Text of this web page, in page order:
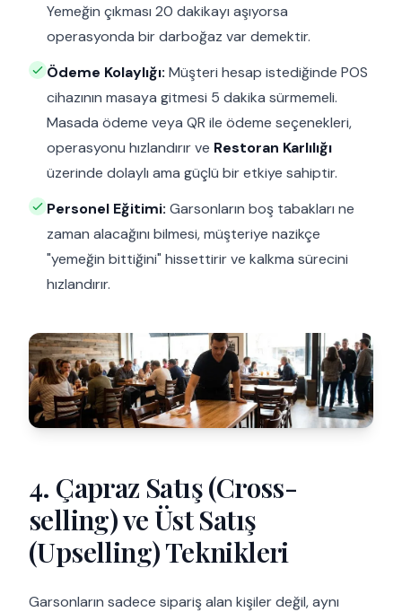
Yemeğin çıkması 20 dakikayı aşıyorsa
operasyonda bir darboğaz var demektir.
Ödeme Kolaylığı: Müşteri hesap istediğinde POS
cihazının masaya gitmesi 5 dakika sürmemeli.
Masada ödeme veya QR ile ödeme seçenekleri,
operasyonu hızlandırır ve Restoran Karlılığı
üzerinde dolaylı ama güçlü bir etkiye sahiptir.
Personel Eğitimi: Garsonların boş tabakları ne
zaman alacağını bilmesi, müşteriye nazikçe
"yemeğin bittiğini" hissettirir ve kalkma sürecini
hızlandırır.
4. Çapraz Satış (Cross-
selling) ve Üst Satış
(Upselling) Teknikleri
Garsonların sadece sipariş alan kişiler değil, aynı